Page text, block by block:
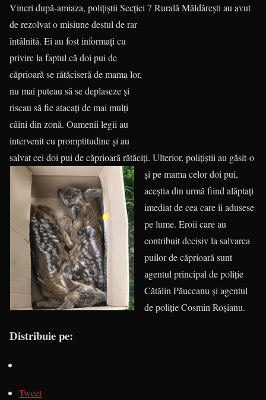
Vineri după-amiaza, polițiștii Secției 7 Rurală Măldărești au avut
de rezolvat o misiunedestul de rar
întâlnită. Ei au fost informați cu
privire la faptul că doi pui de
căprioară se rătăciseră de mama lor,
nu mai puteau să se deplaseze și
riscau să fie atacați de mai mulți
câini din zonă. Oamenii legii au
intervenit cu promptitudine și au
salvat cei doi pui de căprioară rătăciți. Ulterior, polițiștii au găsit-o
și pe mama celor doi pui,
aceștia din urmă fiind alăptați
imediat de cea care îi adusese
pe lume. Eroii care au
contribuit decisiv la salvarea
puilor de căprioară sunt
agentul principal de poliție
Cătălin Păuceanu și agentul
de poliție Cosmin Roșianu.
Distribuie pe:
Tweet